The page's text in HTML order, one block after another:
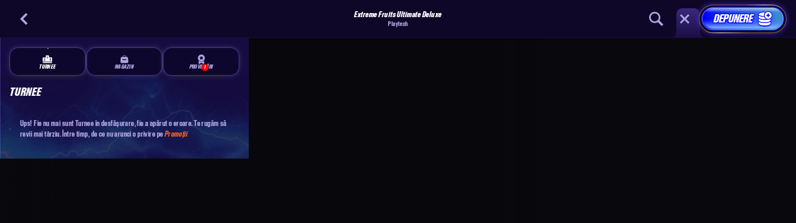
Extreme Fruits Ultimate Deluxe
Playtech DEPUNERE
TURNEE MAGAZIN 1
PROVOCĂRI
TURNEE
Ups! Fie nu mai sunt Turnee în desfășurare, fie a apărut o eroare. Te rugăm să
revii mai târziu. Între timp, de ce nu arunci o privire pePromoții